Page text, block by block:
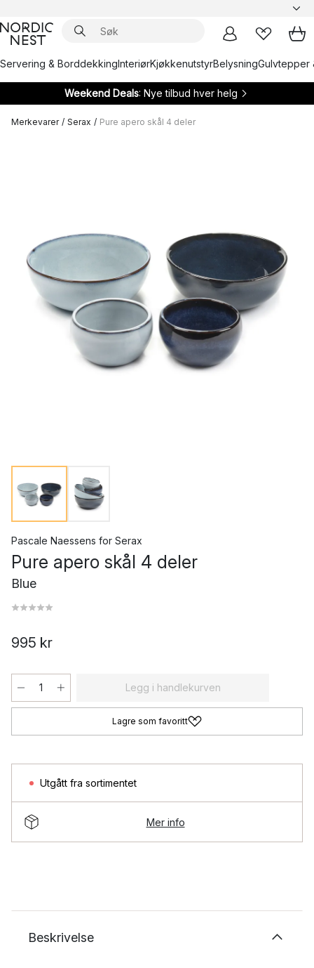
Servering & BorddekkingInteriørKjøkkenutstyrBelysningGulvtepper
Weekend Deals: Nye tilbud hver helg
Merkevarer / Serax / Pure apero skål 4 deler
Pascale Naessens for Serax
Pure apero skål 4 deler
Blue
995 kr
Legg i handlekurven
Lagre som favoritt
Utgått fra sortimentet
Mer info
Beskrivelse